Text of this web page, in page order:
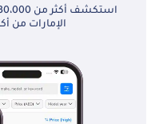
الإمارات من أكثر من 350